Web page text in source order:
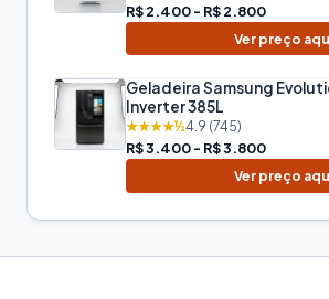
R$ 2.400 - R$ 2.800
Ver preço
Geladeira Samsung
Inverter 385L
★★★★½4.9 (745)
R$ 3.400 - R$ 3.800
Ver preço